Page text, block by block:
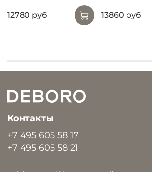
12780 руб 13860 руб
Контакты
+7 495 605 58 17
+7 495 605 58 21